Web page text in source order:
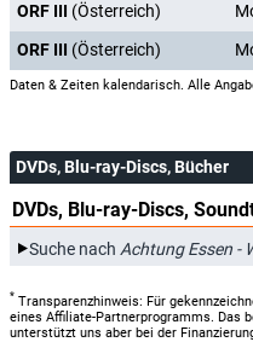
ORF III (Österreich)
ORF III (Österreich)
Daten & Zeiten kalendarisch. Alle
DVDs, Blu-ray-Discs, Bücher
DVDs, Blu-ray-Discs,
Suche nach Achtung Essen -
* Transparenzhinweis: Für
eines Affiliate-Partnerprogramms. Das
unterstützt uns aber bei der